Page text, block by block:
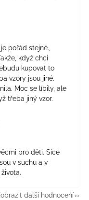
4 z 5 hvězdiček.
pořád stejné.,
když chci
kupovat to
vzory jsou jiné.
Moc se líbily, ale
třeba jiný vzor.
5 z 5 hvězdiček.
pro děti. Sice
v suchu a v
další hodnocení